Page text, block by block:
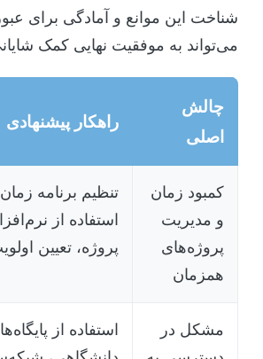
شناخت این موانع و آمادگی برای
می‌تواند به موفقیت نهایی کمک
چالش
اصلی
راهکار پیشنهادی
کمبود زمان
و مدیریت
پروژه‌های
همزمان
تنظیم برنامه
استفاده از
پروژه، تعیین
مشکل در
استفاده از